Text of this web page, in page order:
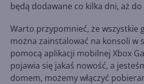
będą dodawane co kilka dni, aż do
Warto przypomnieć, że wszystkie
można zainstalować na konsoli w
pomocą aplikacji mobilnej Xbox
pojawia się jakaś nowość, a
domem, możemy włączyć